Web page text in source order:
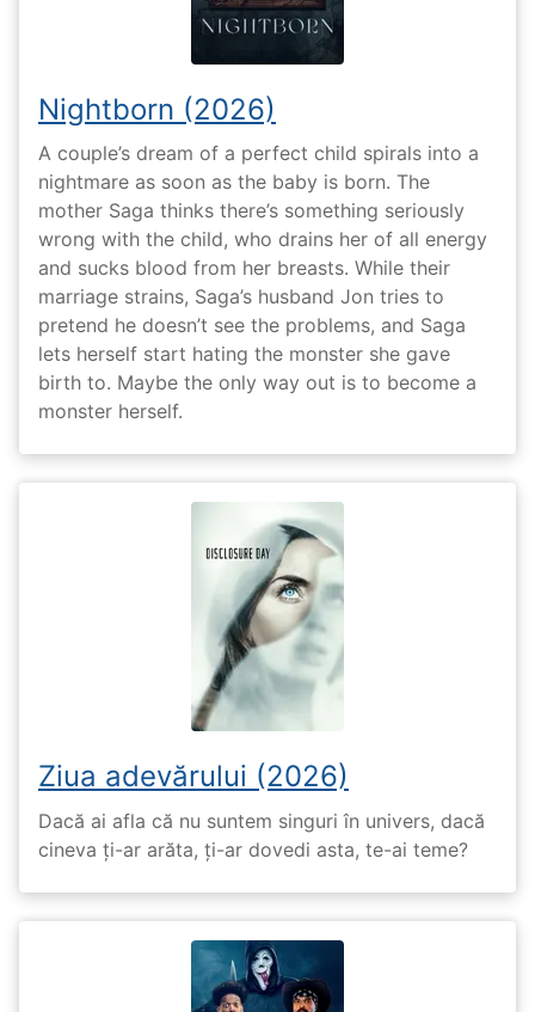
Nightborn (2026)
A couple’s dream of a perfect child spirals into a
nightmare as soon as the baby is born. The
mother Saga thinks there’s something seriously
wrong with the child, who drains her of all energy
and sucks blood from her breasts. While their
marriage strains, Saga’s husband Jon tries to
pretend he doesn’t see the problems, and Saga
lets herself start hating the monster she gave
birth to. Maybe the only way out is to become a
monster herself.
Ziua adevărului (2026)
Dacă ai afla că nu suntem singuri în univers, dacă
cineva ți-ar arăta, ți-ar dovedi asta, te-ai teme?